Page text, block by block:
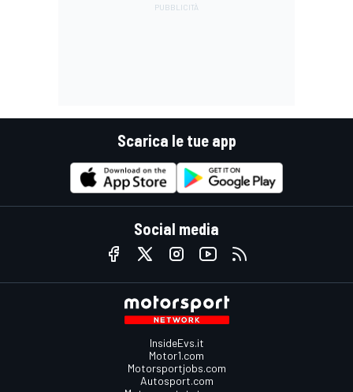
Scarica le tue app
Social media
InsideEvs.it
Motor1.com
Motorsportjobs.com
Autosport.com